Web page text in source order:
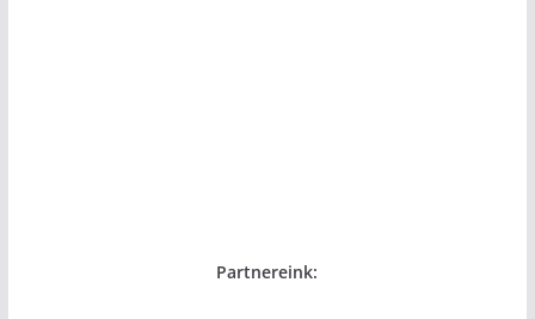
Partnereink: